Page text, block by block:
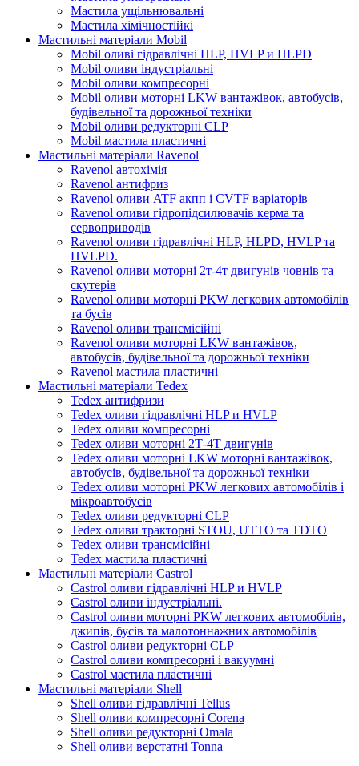
Мастила ущільнювальні
Мастила хімічностійкі
Мастильні матеріали Mobil
Mobil оливі гідравлічні HLP, HVLP и HLPD
Mobil оливи індустріальні
Mobil оливи компресорні
Mobil оливи моторні LKW вантажівок, автобусів,
будівельної та дорожньої техніки
Mobil оливи редукторні CLP
Mobil мастила пластичні
Мастильні матеріали Ravenol
Ravenol автохімія
Ravenol антифриз
Ravenol оливи ATF акпп і CVTF варіаторів
Ravenol оливи гідропідсилювачів керма та
сервоприводів
Ravenol оливи гідравлічні HLP, HLPD, HVLP та
HVLPD.
Ravenol оливи моторні 2т-4т двигунів човнів та
скутерів
Ravenol оливи моторні PKW легкових автомобілів
та бусів
Ravenol оливи трансмісійні
Ravenol оливи моторні LKW вантажівок,
автобусів, будівельної та дорожньої техніки
Ravenol мастила пластичні
Мастильні матеріали Tedex
Tedex антифризи
Tedex оливи гідравлічні HLP и HVLP
Tedex оливи компресорні
Tedex оливи моторні 2Т-4Т двигунів
Tedex оливи моторні LKW моторні вантажівок,
автобусів, будівельної та дорожньої техніки
Tedex оливи моторні PKW легкових автомобілів і
мікроавтобусів
Tedex оливи редукторні CLP
Tedex оливи тракторні STOU, UTTO та TDTO
Tedex оливи трансмісійні
Tedex мастила пластичні
Мастильні матеріали Castrol
Castrol оливи гідравлічні HLP и HVLP
Castrol оливи індустріальні.
Castrol оливи моторні PKW легкових автомобілів,
джипів, бусів та малотоннажних автомобілів
Castrol оливи редукторні CLP
Castrol оливи компресорні і вакуумні
Castrol мастила пластичні
Мастильні матеріали Shell
Shell оливи гідравлічні Tellus
Shell оливи компресорні Corena
Shell оливи редукторні Omala
Shell оливи верстатні Tonna